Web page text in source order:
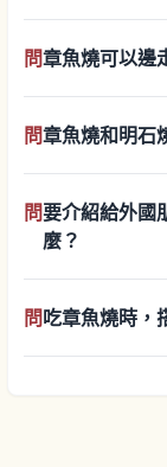
問章魚燒可以邊
問章魚燒和明石
問要介紹給外國
麼？
問吃章魚燒時，